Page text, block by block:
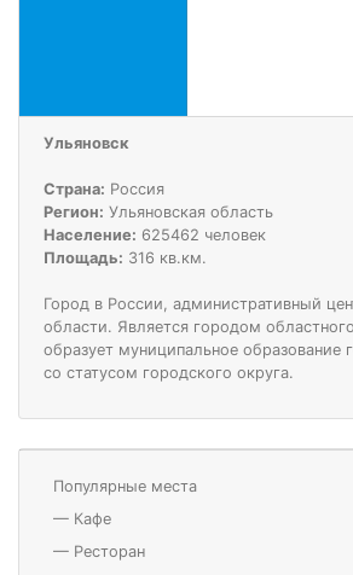
Ульяновск
Страна: Россия
Регион: Ульяновская область
Население: 625462 человек
Площадь: 316 кв.км.
Город в России, административный
области. Является городом областного
образует муниципальное образование
со статусом городского округа.
Популярные места
— Кафе
— Ресторан